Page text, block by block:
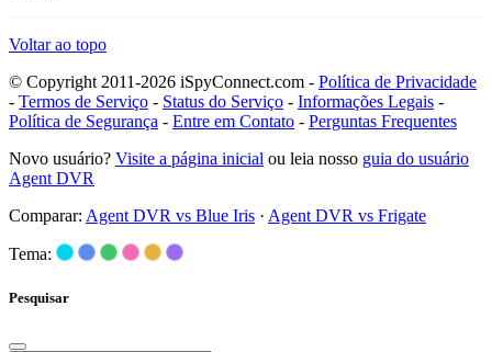
Voltar ao topo
© Copyright 2011-2026 iSpyConnect.com - Política de Privacidade
- Termos de Serviço - Status do Serviço - Informações Legais -
Política de Segurança - Entre em Contato - Perguntas Frequentes
Novo usuário? Visite a página inicial ou leia nosso guia do usuário
Agent DVR
Comparar: Agent DVR vs Blue Iris · Agent DVR vs Frigate
Tema:
Pesquisar